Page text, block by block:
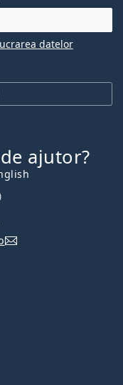
datelor
ajutor?